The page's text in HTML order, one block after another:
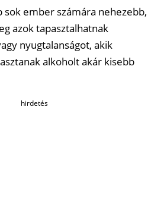
sok ember számára nehezebb,
azok tapasztalhatnak
nyugtalanságot, akik
alkoholt akár kisebb
hirdetés